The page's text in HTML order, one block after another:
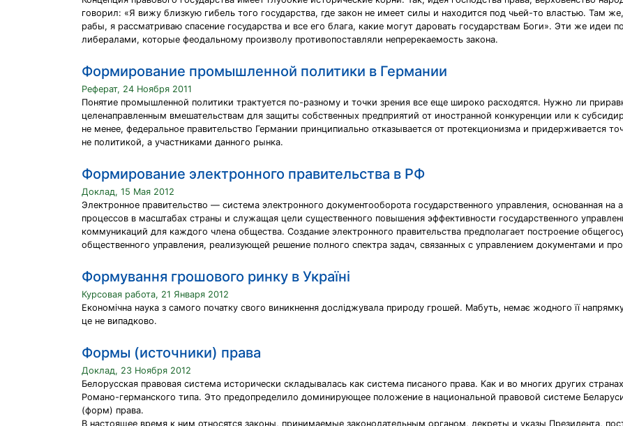
говорил: «Я вижу близкую гибель того государства, где закон не имеет силы и находится под чьей-то властью. Там
рабы, я рассматриваю спасение государства и все его блага, какие могут даровать государствам Боги». Эти же идеи
либералами, которые феодальному произволу противопоставляли непререкаемость закона.
Формирование промышленной политики в Германии
Реферат, 24 Ноября 2011
Понятие промышленной политики трактуется по-разному и точки зрения все еще широко расходятся. Нужно ли
целенаправленным вмешательствам для защиты собственных предприятий от иностранной конкуренции или к
не менее, федеральное правительство Германии принципиально отказывается от протекционизма и придерживается
не политикой, а участниками данного рынка.
Формирование электронного правительства в РФ
Доклад, 15 Мая 2012
Электронное правительство — система электронного документооборота государственного управления, основанная на
процессов в масштабах страны и служащая цели существенного повышения эффективности государственного
коммуникаций для каждого члена общества. Создание электронного правительства предполагает построение
общественного управления, реализующей решение полного спектра задач, связанных с управлением документами и
Формування грошового ринку в Україні
Курсовая работа, 21 Января 2012
Економічна наука з самого початку свого виникнення досліджувала природу грошей. Мабуть, немає жодного її
це не випадково.
Формы (источники) права
Доклад, 23 Ноября 2012
Белорусская правовая система исторически складывалась как система писаного права. Как и во многих других
Романо-германского типа. Это предопределило доминирующее положение в национальной правовой системе
(форм) права.
В настоящее время к ним относятся законы, принимаемые законодательным органом, декреты и указы Президента,